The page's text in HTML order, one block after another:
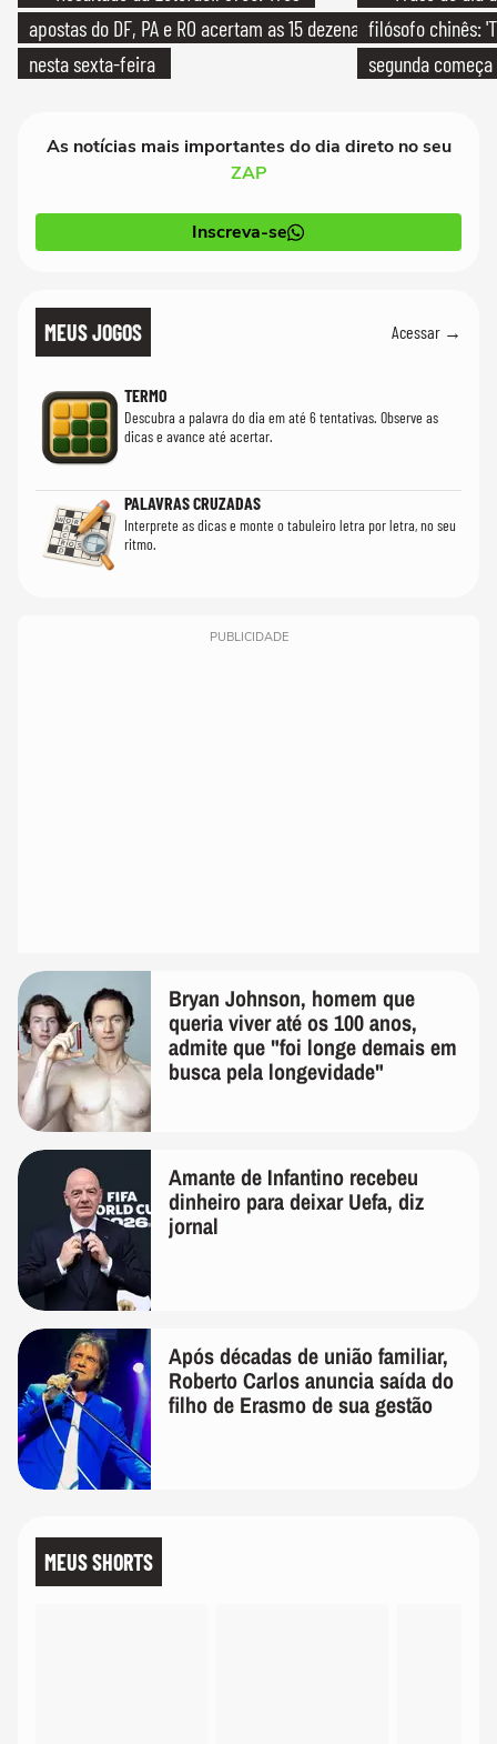
apostas do DF, PA e RO acertam as 15 dezenas
nesta sexta-feira
filósofo chinês:
segunda
As notícias mais importantes do dia direto no seu
ZAP
Inscreva-se
MEUS JOGOS Acessar →
TERMO
Descubra a palavra do dia em até 6 tentativas. Observe as
dicas e avance até acertar.
PALAVRAS CRUZADAS
Interprete as dicas e monte o tabuleiro letra por letra, no seu
ritmo.
PUBLICIDADE
Bryan Johnson, homem que
queria viver até os 100 anos,
admite que "foi longe demais em
busca pela longevidade"
Amante de Infantino recebeu
dinheiro para deixar Uefa, diz
jornal
Após décadas de união familiar,
Roberto Carlos anuncia saída do
filho de Erasmo de sua gestão
MEUS SHORTS